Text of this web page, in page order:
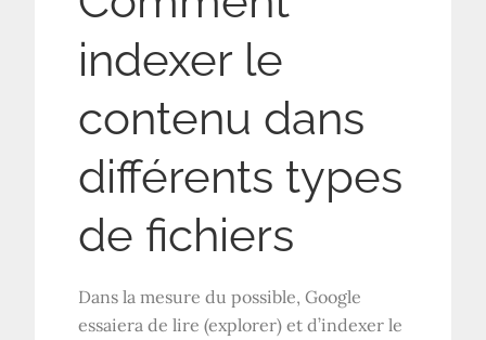
indexer le
contenu dans
différents types
de fichiers
Dans la mesure du possible, Google
essaiera de lire (explorer) et d’indexer le